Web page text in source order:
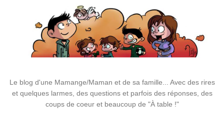
Le blog d'une Mamange/Maman et de sa famille... Avec des rires
et quelques larmes, des questions et parfois des réponses, des
coups de coeur et beaucoup de "À table !"